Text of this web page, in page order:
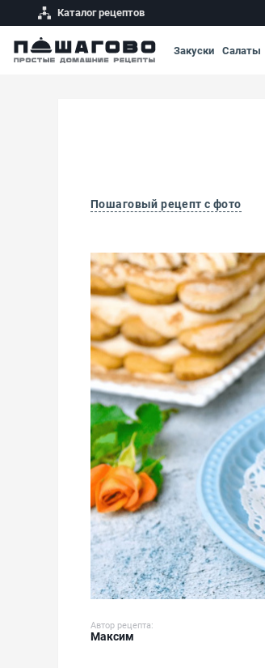
Каталог рецептов
Закуски Салаты
Пошаговый рецепт с фото
Печенье для Тирамису
Автор рецепта:
Максим